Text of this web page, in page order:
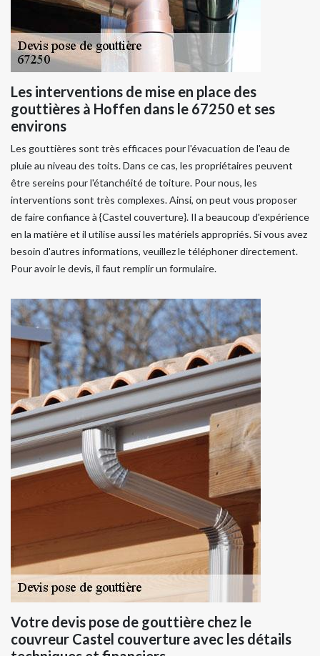
Les interventions de mise en place des
gouttières à Hoffen dans le 67250 et ses
environs
Les gouttières sont très efficaces pour l'évacuation de l'eau de
pluie au niveau des toits. Dans ce cas, les propriétaires peuvent
être sereins pour l'étanchéité de toiture. Pour nous, les
interventions sont très complexes. Ainsi, on peut vous proposer
de faire confiance à {Castel couverture}. Il a beaucoup d'expérience
en la matière et il utilise aussi les matériels appropriés. Si vous avez
besoin d'autres informations, veuillez le téléphoner directement.
Pour avoir le devis, il faut remplir un formulaire.
Votre devis pose de gouttière chez le
couvreur Castel couverture avec les détails